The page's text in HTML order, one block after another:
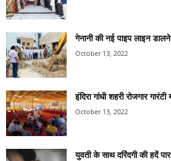
गेनानी की नई पाइप लाइन डालने
October 13, 2022
इंदिरा गांधी शहरी रोजगार
October 13, 2022
युवती के साथ दरिंदगी की हदें